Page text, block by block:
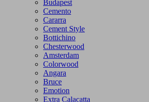
Budapest
Cemento
Cararra
Cement Style
Bottichino
Chesterwood
Amsterdam
Colorwood
Angara
Bruce
Emotion
Extra Calacatta